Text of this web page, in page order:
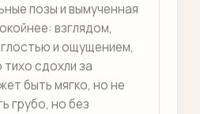
позы и вымученная
взглядом,
и ощущением,
тихо сдохли за
быть мягко, но не
грубо, но без